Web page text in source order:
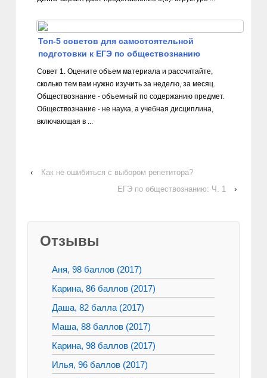
Топ-5 советов для самостоятельной
подготовки к ЕГЭ по обществознанию
Совет 1. Оцените объем материала и рассчитайте,
сколько тем вам нужно изучить за неделю, за месяц.
Обществознание - объемный по содержанию предмет.
Обществознание - не наука, а учебная дисциплина,
включающая в ...
‹
Как не ошибиться с выбором репетитора?
ЕГЭ по обществознанию: Ч. 1
›
Отзывы
Аня, 98 баллов (2017)
Карина, 86 баллов (2017)
Даша, 82 балла (2017)
Маша, 88 баллов (2017)
Карина, 98 баллов (2017)
Илья, 96 баллов (2017)